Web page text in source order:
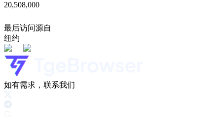
20,508,000
最后访问源自
纽约
如有需求，联系我们